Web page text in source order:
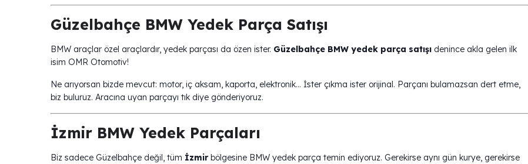
Güzelbahçe BMW Yedek Parça Satışı
BMW araçlar özel araçlardır, yedek parçası da özen ister. Güzelbahçe BMW yedek parça satışı denince akla gelen ilk
isim OMR Otomotiv!
Ne arıyorsan bizde mevcut: motor, iç aksam, kaporta, elektronik… İster çıkma ister orijinal. Parçanı bulamazsan dert etme,
biz buluruz. Aracına uyan parçayı tık diye gönderiyoruz.
İzmir BMW Yedek Parçaları
Biz sadece Güzelbahçe değil, tüm İzmirbölgesine BMW yedek parça temin ediyoruz. Gerekirse aynı gün kurye, gerekirse